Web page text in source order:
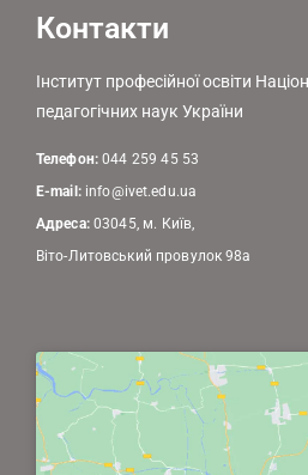
Контакти
Інститут професійної освіти
педагогічних наук України
Телефон:044 259 45 53
E-mail: info@ivet.edu.ua
Адреса:03045, м. Київ,
Віто-Литовський провулок 98а